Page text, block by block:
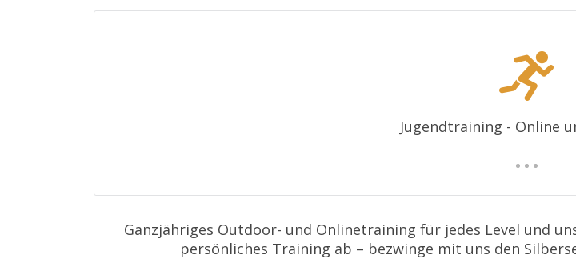
Jugendtraining - Online
Ganzjähriges Outdoor- und Onlinetraining für jedes Level und
persönliches Training ab – bezwinge mit uns den